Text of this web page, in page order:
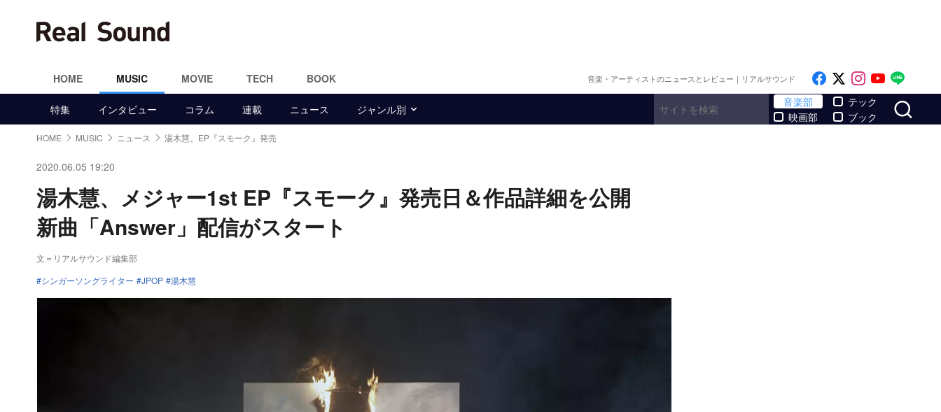
HOME MUSIC MOVIE TECH BOOK 音楽・アーティストのニュースとレビュー｜リアルサウンド Like on Facebook
Follow on x
Follow on
Follow
特集 インタビュー コラム 連載 ニュース ジャンル別
音楽部
映画部
テック
ブック
HOME MUSIC ニュース 湯木慧、EP『スモーク』発売
2020.06.05 19:20
湯木慧、メジャー1st EP『スモーク』発売日＆作品詳細を公開
新曲「Answer」配信がスタート
文＝リアルサウンド編集部
シンガーソングライター
JPOP 湯木慧